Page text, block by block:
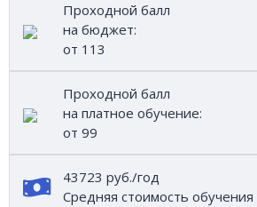
Проходной балл
на бюджет:
от 113
Проходной балл
на платное обучение:
от 99
43723 руб./год
Средняя стоимость обучения